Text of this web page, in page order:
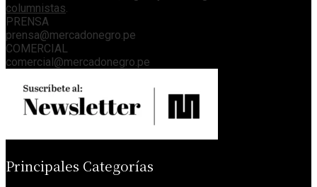
columnistas.
PRENSA
prensa@mercadonegro.pe
COMERCIAL
comercial@mercadonegro.pe
Principales Categorías